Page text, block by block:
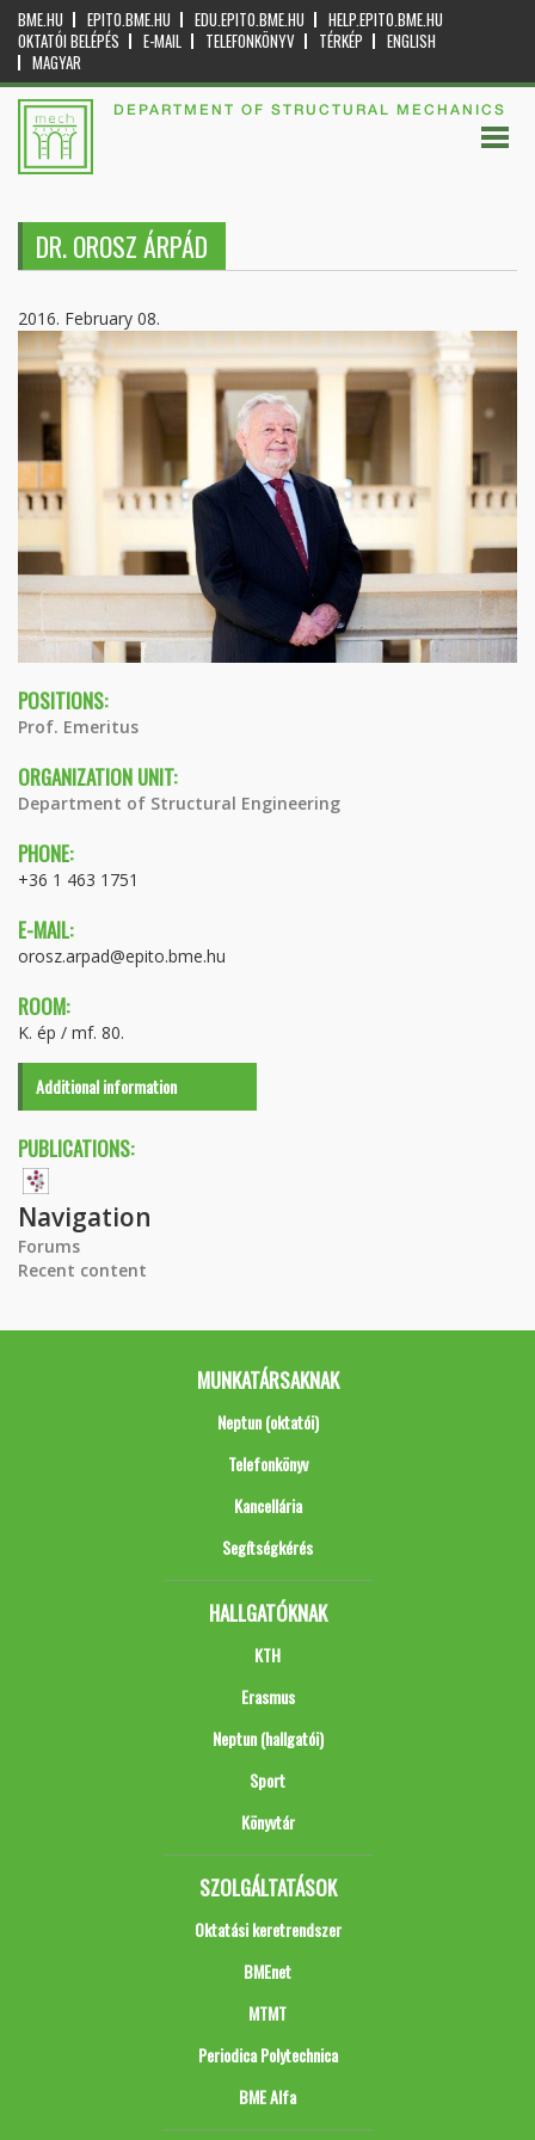
BME.HU EPITO.BME.HU EDU.EPITO.BME.HU
HELP.EPITO.BME.HU
OKTATÓI BELÉPÉS
E-MAIL TELEFONKÖNYV TÉRKÉP
ENGLISH
MAGYAR
DEPARTMENT OF STRUCTURAL MECHANICS
DR. OROSZ ÁRPÁD
2016. February 08.
POSITIONS:
Prof. Emeritus
ORGANIZATION UNIT:
Department of Structural Engineering
PHONE:
+36 1 463 1751
E-MAIL:
orosz.arpad@epito.bme.hu
ROOM:
K. ép / mf. 80.
Additional information
PUBLICATIONS:
Navigation
Forums
Recent content
MUNKATÁRSAKNAK
Neptun (oktatói)
Telefonkönyv
Kancellária
Segítségkérés
HALLGATÓKNAK
KTH
Erasmus
Neptun (hallgatói)
Sport
Könyvtár
SZOLGÁLTATÁSOK
Oktatási keretrendszer
BMEnet
MTMT
Periodica Polytechnica
BME Alfa